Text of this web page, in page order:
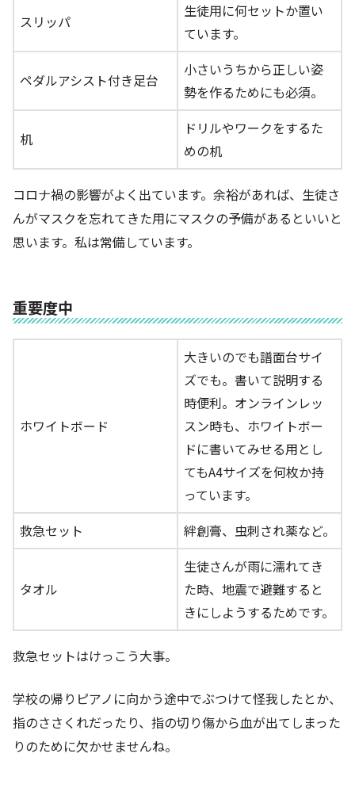
スリッパ
生徒用に何セットか置い
ています。
ペダルアシスト付き足台
小さいうちから正しい姿
勢を作るためにも必須。
机
ドリルやワークをするた
めの机
コロナ禍の影響がよく出ています。余裕があれば、生徒さ
んがマスクを忘れてきた用にマスクの予備があるといいと
思います。私は常備しています。
重要度中
ホワイトボード
大きいのでも譜面台サイ
ズでも。書いて説明する
時便利。オンラインレッ
スン時も、ホワイトボー
ドに書いてみせる用とし
てもA4サイズを何枚か持
っています。
救急セット
絆創膏、虫刺され薬など。
タオル
生徒さんが雨に濡れてき
た時、地震で避難すると
きにしようするためです。
救急セットはけっこう大事。
学校の帰りピアノに向かう途中でぶつけて怪我したとか、
指のささくれだったり、指の切り傷から血が出てしまった
りのために欠かせませんね。